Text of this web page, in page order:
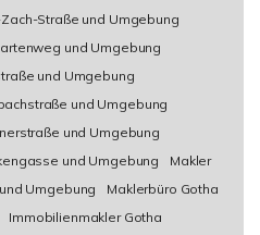
Straße und Umgebung
und Umgebung
und Umgebung
und Umgebung
und Umgebung
und Umgebung
Makler
Umgebung
Maklerbüro Gotha
Immobilienmakler Gotha